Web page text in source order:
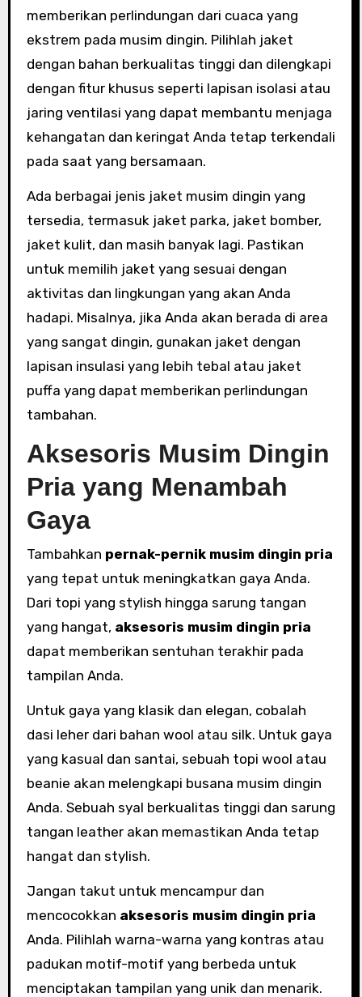
memberikan perlindungan dari cuaca yang
ekstrem pada musim dingin. Pilihlah jaket
dengan bahan berkualitas tinggi dan dilengkapi
dengan fitur khusus seperti lapisan isolasi atau
jaring ventilasi yang dapat membantu menjaga
kehangatan dan keringat Anda tetap terkendali
pada saat yang bersamaan.
Ada berbagai jenis jaket musim dingin yang
tersedia, termasuk jaket parka, jaket bomber,
jaket kulit, dan masih banyak lagi. Pastikan
untuk memilih jaket yang sesuai dengan
aktivitas dan lingkungan yang akan Anda
hadapi. Misalnya, jika Anda akan berada di area
yang sangat dingin, gunakan jaket dengan
lapisan insulasi yang lebih tebal atau jaket
puffa yang dapat memberikan perlindungan
tambahan.
Aksesoris Musim Dingin
Pria yang Menambah
Gaya
Tambahkan pernak-pernik musim dingin pria
yang tepat untuk meningkatkan gaya Anda.
Dari topi yang stylish hingga sarung tangan
yang hangat, aksesoris musim dingin pria
dapat memberikan sentuhan terakhir pada
tampilan Anda.
Untuk gaya yang klasik dan elegan, cobalah
dasi leher dari bahan wool atau silk. Untuk gaya
yang kasual dan santai, sebuah topi wool atau
beanie akan melengkapi busana musim dingin
Anda. Sebuah syal berkualitas tinggi dan sarung
tangan leather akan memastikan Anda tetap
hangat dan stylish.
Jangan takut untuk mencampur dan
mencocokkan aksesoris musim dingin pria
Anda. Pilihlah warna-warna yang kontras atau
padukan motif-motif yang berbeda untuk
menciptakan tampilan yang unik dan menarik.